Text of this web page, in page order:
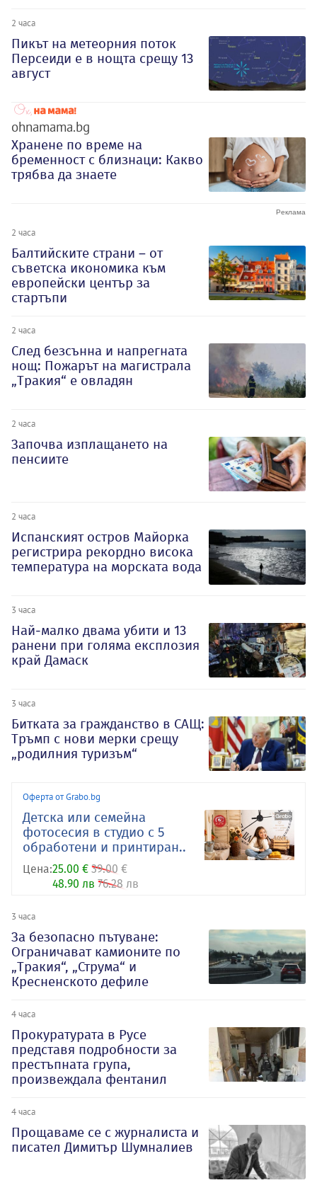
2 часа
Пикът на метеорния поток
Персеиди е в нощта срещу 13
август
ohnamama.bg
Хранене по време на
бременност с близнаци: Какво
трябва да знаете
2 часа
Балтийските страни – от
съветска икономика към
европейски център за
стартъпи
2 часа
След безсънна и напрегната
нощ: Пожарът на магистрала
„Тракия“ е овладян
2 часа
Започва изплащането на
пенсиите
2 часа
Испанският остров Майорка
регистрира рекордно висока
температура на морската вода
3 часа
Най-малко двама убити и 13
ранени при голяма експлозия
край Дамаск
3 часа
Битката за гражданство в САЩ:
Тръмп с нови мерки срещу
„родилния туризъм“
Оферта от Grabo.bg
Детска или семейна
фотосесия в студио с 5
обработени и принтиран..
Цена:25.00 € 39.00 €
48.90 лв 76.28 лв
3 часа
За безопасно пътуване:
Ограничават камионите по
„Тракия“, „Струма“ и
Кресненското дефиле
4 часа
Прокуратурата в Русе
представя подробности за
престъпната група,
произвеждала фентанил
4 часа
Прощаваме се с журналиста и
писател Димитър Шумналиев